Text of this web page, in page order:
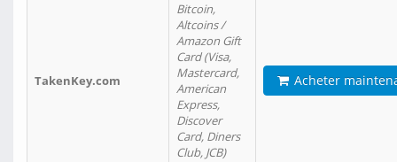
TakenKey.com
Bitcoin,
Altcoins /
Amazon Gift
Card (Visa,
Mastercard,
American
Express,
Discover
Card, Diners
Club, JCB)
Acheter